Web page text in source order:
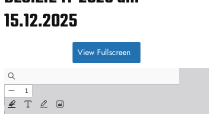
15.12.2025
View Fullscreen